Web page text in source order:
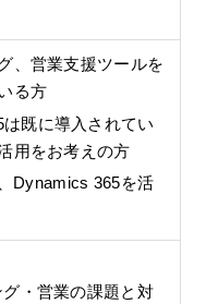
、営業支援ツールを
る方
既に導入されてい
用をお考えの方
Dynamics 365を活
・営業の課題と対